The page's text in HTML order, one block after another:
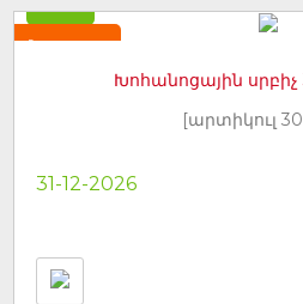
Նորույթ
Խոհանոցային սրբիչ
[արտիկուլ
31-12-2026